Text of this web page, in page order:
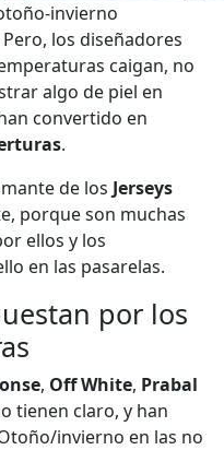
invierno
los diseñadores
caigan, no
algo de piel en
convertido en
.
de los Jerseys
porque son muchas
ellos y los
en las pasarelas.
por los
, Off White, Prabal
tienen claro, y han
invierno en las no